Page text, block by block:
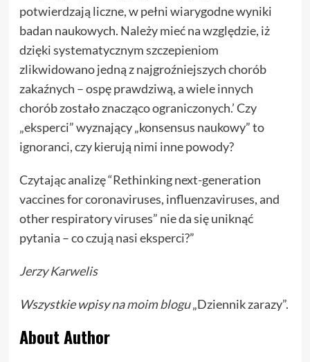
potwierdzają liczne, w pełni wiarygodne wyniki
badan naukowych. Należy mieć na względzie, iż
dzięki systematycznym szczepieniom
zlikwidowano jedną z najgroźniejszych chorób
zakaźnych – ospę prawdziwą, a wiele innych
chorób zostało znacząco ograniczonych.’ Czy
„eksperci” wyznający „konsensus naukowy” to
ignoranci, czy kierują nimi inne powody?
Czytając analizę “Rethinking next-generation
vaccines for coronaviruses, influenzaviruses, and
other respiratory viruses” nie da się uniknąć
pytania – co czują nasi eksperci?”
Jerzy Karwelis
Wszystkie wpisy namoim blogu„Dziennik zarazy”.
About Author